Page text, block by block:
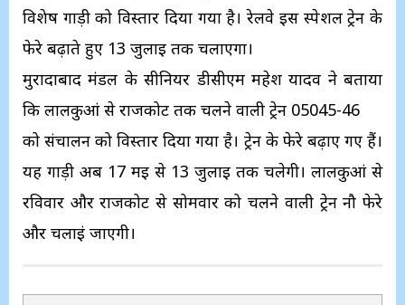
विशेष गाड़ी को विस्तार दिया गया है। रेलवे इस स्पेशल ट्रेन के
फेरे बढ़ाते हुए 13 जुलाई तक चलाएगा।
मुरादाबाद मंडल के सीनियर डीसीएम महेश यादव ने बताया
कि लालकुआं से राजकोट तक चलने वाली ट्रेन 05045-46
को संचालन को विस्तार दिया गया है। ट्रेन के फेरे बढ़ाए गए हैं।
यह गाड़ी अब 17 मई से 13 जुलाई तक चलेगी। लालकुआं से
रविवार और राजकोट से सोमवार को चलने वाली ट्रेन नौ फेरे
और चलाईं जाएगी।